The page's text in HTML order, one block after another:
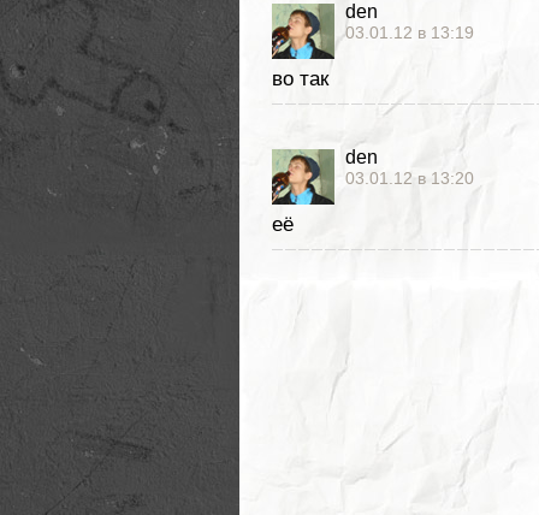
den
03.01.12 в 13:19
во так
den
03.01.12 в 13:20
её